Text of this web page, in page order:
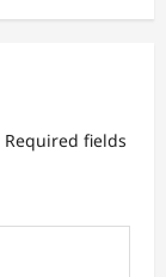
Required fields